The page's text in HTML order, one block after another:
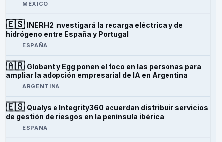
MÉXICO
🇪🇸 INERH2 investigará la recarga eléctrica y de
hidrógeno entre España y Portugal
ESPAÑA
🇦🇷 Globant y Egg ponen el foco en las personas para
ampliar la adopción empresarial de IA en Argentina
ARGENTINA
🇪🇸 Qualys e Integrity360 acuerdan distribuir servicios
de gestión de riesgos en la península ibérica
ESPAÑA